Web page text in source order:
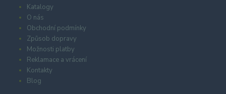
Katalogy
O nás
Obchodní podmínky
Způsob dopravy
Možnosti platby
Reklamace a vrácení
Kontakty
Blog